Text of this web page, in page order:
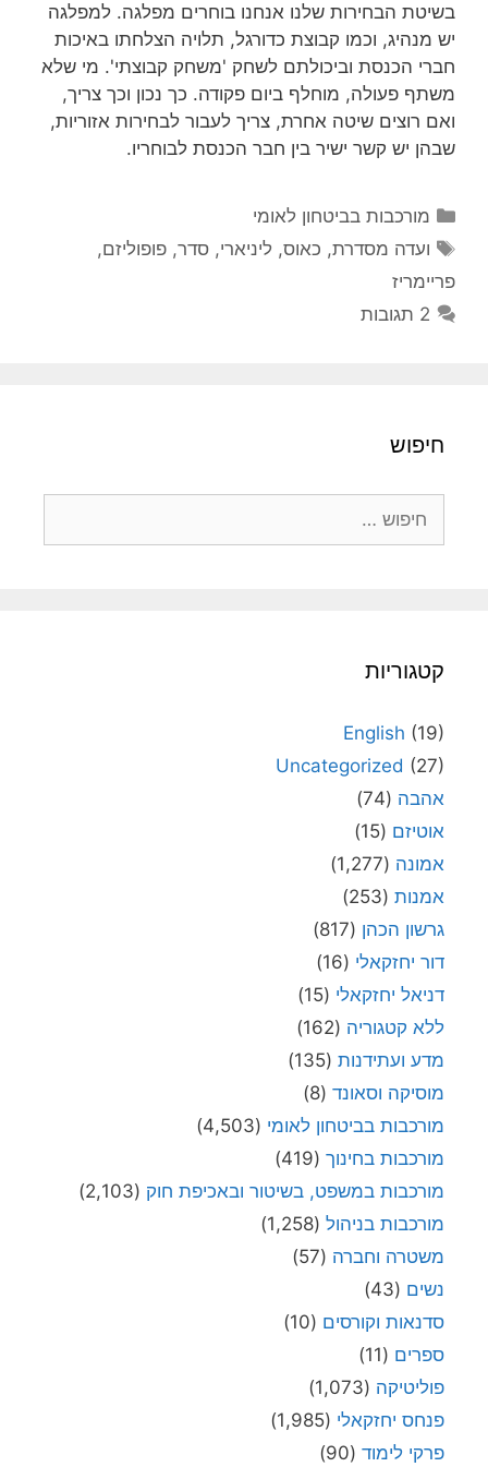
בשיטת הבחירות שלנו אנחנו בוחרים מפלגה. למפלגה
יש מנהיג, וכמו קבוצת כדורגל, תלויה הצלחתו באיכות
חברי הכנסת וביכולתם לשחק 'משחק קבוצתי'. מי שלא
משתף פעולה, מוחלף ביום פקודה. כך נכון וכך צריך,
ואם רוצים שיטה אחרת, צריך לעבור לבחירות אזוריות,
שבהן יש קשר ישיר בין חבר הכנסת לבוחריו.
קטגוריות
מורכבות בביטחון לאומי
תגיות
ועדה מסדרת, כאוס, ליניארי,סדר,פופוליזם,
פריימריז
2 תגובות
חיפוש
קטגוריות
English (19)
Uncategorized (27)
אהבה (74)
אוטיזם (15)
אמונה (1,277)
אמנות (253)
גרשון הכהן (817)
דור יחזקאלי (16)
דניאל יחזקאלי (15)
ללא קטגוריה (162)
מדע ועתידנות (135)
מוסיקה וסאונד (8)
מורכבות בביטחון לאומי (4,503)
מורכבות בחינוך (419)
מורכבות במשפט, בשיטור ובאכיפת חוק (2,103)
מורכבות בניהול (1,258)
משטרה וחברה (57)
נשים (43)
סדנאות וקורסים (10)
ספרים (11)
פוליטיקה (1,073)
פנחס יחזקאלי (1,985)
פרקי לימוד (90)